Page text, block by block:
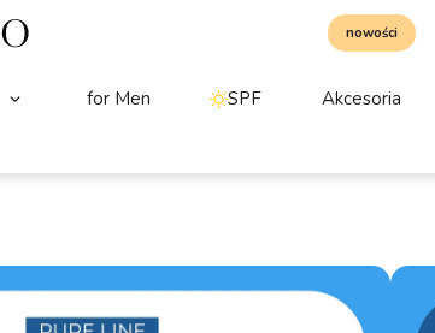
nowości
for Men SPF Akcesoria
WŁOSY